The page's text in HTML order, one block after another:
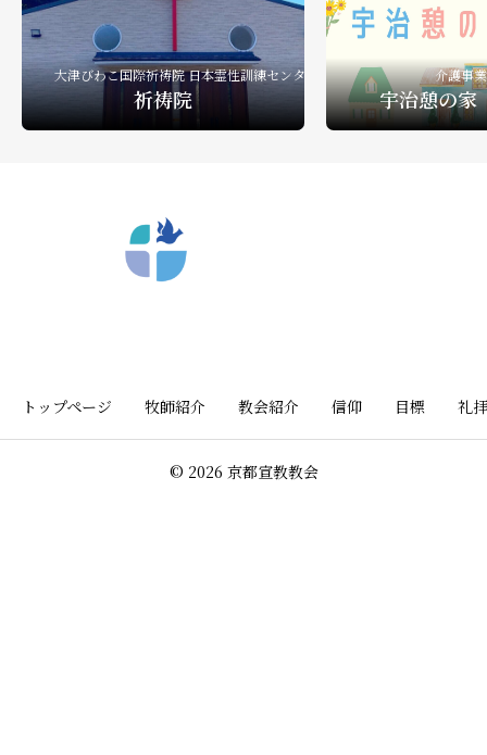
大津びわこ国際祈祷院 日本霊性訓練センター
祈祷院
介護事
宇治憩の
トップページ 牧師紹介 教会紹介 信仰 目標 礼
© 2026 京都宣教教会